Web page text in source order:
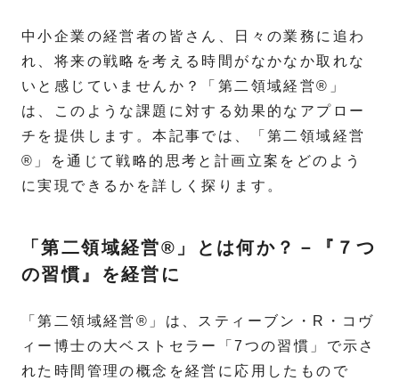
中小企業の経営者の皆さん、日々の業務に追わ
れ、将来の戦略を考える時間がなかなか取れな
いと感じていませんか？「第二領域経営®」
は、このような課題に対する効果的なアプロー
チを提供します。本記事では、「第二領域経営
®」を通じて戦略的思考と計画立案をどのよう
に実現できるかを詳しく探ります。
「第二領域経営®」とは何か？－『７つ
の習慣』を経営に
「第二領域経営®」は、スティーブン・R・コヴ
ィー博士の大ベストセラー「7つの習慣」で示さ
れた時間管理の概念を経営に応用したもので